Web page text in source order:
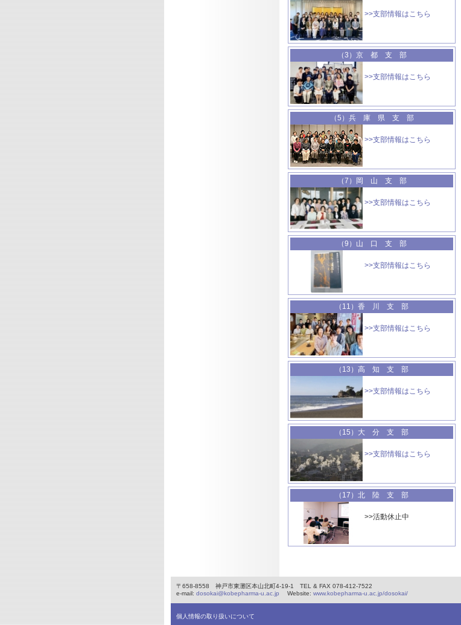
>>支部情報はこちら
（3）京 都 支 部
>>支部情報はこちら
（5）兵 庫 県 支 部
>>支部情報はこちら
（7）岡 山 支 部
>>支部情報はこちら
（9）山 口 支 部
>>支部情報はこちら
（11）香 川 支 部
>>支部情報はこちら
（13）高 知 支 部
>>支部情報はこちら
（15）大 分 支 部
>>支部情報はこちら
（17）北 陸 支 部
>>活動休止中
〒658-8558 神戸市東灘区本山北町4-19-1 TEL & FAX 078-412-7522
e-mail: dosokai@kobepharma-u.ac.jp Website: www.kobepharma-u.ac.jp/dosokai/
個人情報の取り扱いについて